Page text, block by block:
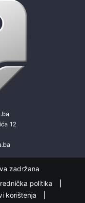
12
zadržana
politika
korištenja